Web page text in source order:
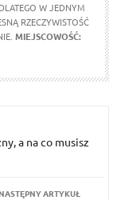
W JEDNYM
RZECZYWISTOŚĆ
MIEJSCOWOŚĆ:
a na co musisz
ARTYKUŁ